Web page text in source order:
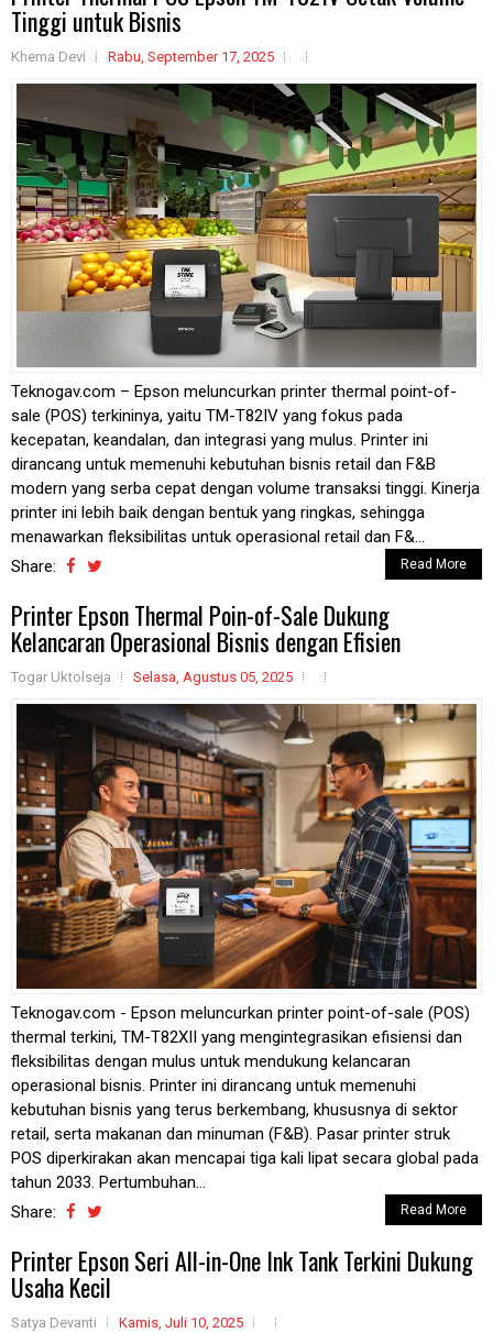
Tinggi untuk Bisnis
Khema Devi Rabu, September 17, 2025
Teknogav.com – Epson meluncurkan printer thermal point-of-
sale (POS) terkininya, yaitu TM-T82IV yang fokus pada
kecepatan, keandalan, dan integrasi yang mulus. Printer ini
dirancang untuk memenuhi kebutuhan bisnis retail dan F&B
modern yang serba cepat dengan volume transaksi tinggi. Kinerja
printer ini lebih baik dengan bentuk yang ringkas, sehingga
menawarkan fleksibilitas untuk operasional retail dan F&...
Share:
Read More
Printer Epson Thermal Poin-of-Sale Dukung
Kelancaran Operasional Bisnis dengan Efisien
Togar Uktolseja Selasa, Agustus 05, 2025
Teknogav.com - Epson meluncurkan printer point-of-sale (POS)
thermal terkini, TM-T82XII yang mengintegrasikan efisiensi dan
fleksibilitas dengan mulus untuk mendukung kelancaran
operasional bisnis. Printer ini dirancang untuk memenuhi
kebutuhan bisnis yang terus berkembang, khususnya di sektor
retail, serta makanan dan minuman (F&B). Pasar printer struk
POS diperkirakan akan mencapai tiga kali lipat secara global pada
tahun 2033. Pertumbuhan...
Share:
Read More
Printer Epson Seri All-in-One Ink Tank Terkini Dukung
Usaha Kecil
Satya Devanti Kamis, Juli 10, 2025